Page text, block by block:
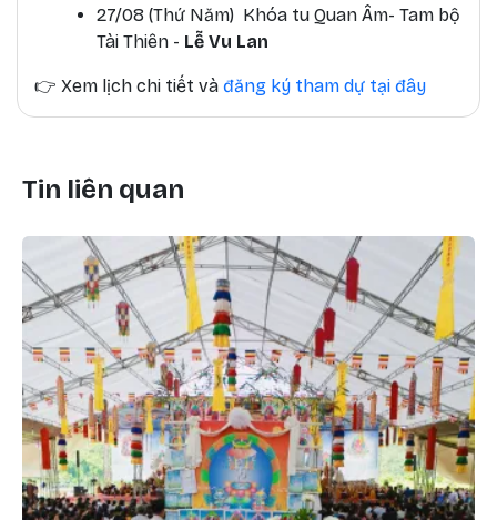
27/08 (Thứ Năm) Khóa tu Quan Âm- Tam bộ
Tài Thiên - Lễ Vu Lan
👉 Xem lịch chi tiết và đăng ký tham dự tại đây
Tin liên quan